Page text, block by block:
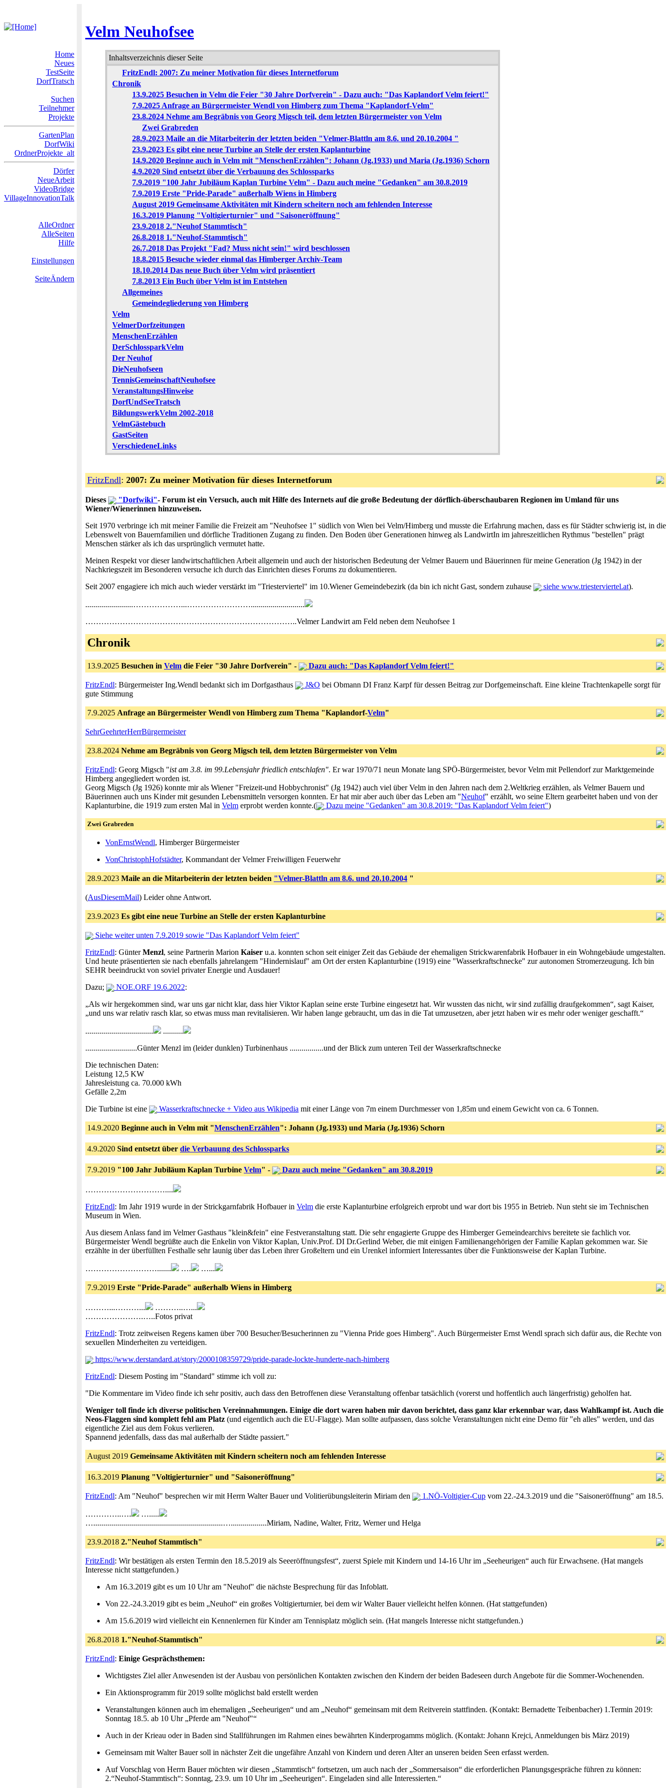
Velm Neuhofsee
Home
Neues
TestSeite
DorfTratsch
Suchen
Teilnehmer
Projekte
GartenPlan
DorfWiki
OrdnerProjekte_alt
Dörfer
NeueArbeit
VideoBridge
VillageInnovationTalk
AlleOrdner
AlleSeiten
Hilfe
Einstellungen
SeiteÄndern
Inhaltsverzeichnis dieser Seite
FritzEndl: 2007: Zu meiner Motivation für dieses Internetforum
Chronik
13.9.2025 Besuchen in Velm die Feier "30 Jahre Dorfverein" - Dazu auch: "Das Kaplandorf Velm feiert!"
7.9.2025 Anfrage an Bürgermeister Wendl von Himberg zum Thema "Kaplandorf-Velm"
23.8.2024 Nehme am Begräbnis von Georg Migsch teil, dem letzten Bürgermeister von Velm
Zwei Grabreden
28.9.2023 Maile an die Mitarbeiterin der letzten beiden "Velmer-Blattln am 8.6. und 20.10.2004 "
23.9.2023 Es gibt eine neue Turbine an Stelle der ersten Kaplanturbine
14.9.2020 Beginne auch in Velm mit "MenschenErzählen": Johann (Jg.1933) und Maria (Jg.1936) Schorn
4.9.2020 Sind entsetzt über die Verbauung des Schlossparks
7.9.2019 "100 Jahr Jubiläum Kaplan Turbine Velm" - Dazu auch meine "Gedanken" am 30.8.2019
7.9.2019 Erste "Pride-Parade" außerhalb Wiens in Himberg
August 2019 Gemeinsame Aktivitäten mit Kindern scheitern noch am fehlenden Interesse
16.3.2019 Planung "Voltigierturnier" und "Saisoneröffnung"
23.9.2018 2."Neuhof Stammtisch"
26.8.2018 1."Neuhof-Stammtisch"
26.7.2018 Das Projekt "Fad? Muss nicht sein!" wird beschlossen
18.8.2015 Besuche wieder einmal das Himberger Archiv-Team
18.10.2014 Das neue Buch über Velm wird präsentiert
7.8.2013 Ein Buch über Velm ist im Entstehen
Allgemeines
Gemeindegliederung von Himberg
Velm
VelmerDorfzeitungen
MenschenErzählen
DerSchlossparkVelm
Der Neuhof
DieNeuhofseen
TennisGemeinschaftNeuhofsee
VeranstaltungsHinweise
DorfUndSeeTratsch
BildungswerkVelm 2002-2018
VelmGästebuch
GastSeiten
VerschiedeneLinks
FritzEndl: 2007: Zu meiner Motivation für dieses Internetforum
Dieses "Dorfwiki"- Forum ist ein Versuch, auch mit Hilfe des Internets auf die große Bedeutung der dörflich-überschaubaren Regionen im Umland für uns
Wiener/Wienerinnen hinzuweisen.
Seit 1970 verbringe ich mit meiner Familie die Freizeit am "Neuhofsee 1" südlich von Wien bei Velm/Himberg und musste die Erfahrung machen, dass es für Städter schwierig ist, in die
Lebenswelt von Bauernfamilien und dörfliche Traditionen Zugang zu finden. Den Boden über Generationen hinweg als LandwirtIn im jahreszeitlichen Rythmus "bestellen" prägt
Menschen stärker als ich das ursprünglich vermutet hatte.
Meinen Respekt vor dieser landwirtschaftlichen Arbeit allgemein und auch der historischen Bedeutung der Velmer Bauern und Bäuerinnen für meine Generation (Jg 1942) in der
Nachkriegszeit im Besonderen versuche ich durch das Einrichten dieses Forums zu dokumentieren.
Seit 2007 engagiere ich mich auch wieder verstärkt im "Triesterviertel" im 10.Wiener Gemeindebezirk (da bin ich nicht Gast, sondern zuhause
siehe www.triesterviertel.at).
........................………………...……………………...........................
……………………………………………………………………..Velmer Landwirt am Feld neben dem Neuhofsee 1
Chronik
13.9.2025 Besuchen in Velm die Feier "30 Jahre Dorfverein" - Dazu auch: "Das Kaplandorf Velm feiert!"
FritzEndl: Bürgermeister Ing.Wendl bedankt sich im Dorfgasthaus J&O bei Obmann DI Franz Karpf für dessen Beitrag zur Dorfgemeinschaft. Eine kleine Trachtenkapelle sorgt für
gute Stimmung
7.9.2025 Anfrage an Bürgermeister Wendl von Himberg zum Thema "Kaplandorf-Velm"
SehrGeehrterHerrBürgermeister
23.8.2024 Nehme am Begräbnis von Georg Migsch teil, dem letzten Bürgermeister von Velm
FritzEndl: Georg Migsch "ist am 3.8. im 99.Lebensjahr friedlich entschlafen". Er war 1970/71 neun Monate lang SPÖ-Bürgermeister, bevor Velm mit Pellendorf zur Marktgemeinde
Himberg angegliedert worden ist.
Georg Migsch (Jg 1926) konnte mir als Wiener "Freizeit-und Hobbychronist" (Jg 1942) auch viel über Velm in den Jahren nach dem 2.Weltkrieg erzählen, als Velmer Bauern und
Bäuerinnen auch uns Kinder mit gesunden Lebensmitteln versorgen konnten. Er hat mir aber auch über das Leben am "Neuhof" erzählt, wo seine Eltern gearbeitet haben und von der
Kaplanturbine, die 1919 zum ersten Mal in Velm erprobt werden konnte.( Dazu meine "Gedanken" am 30.8.2019: "Das Kaplandorf Velm feiert")
Zwei Grabreden
VonErnstWendl, Himberger Bürgermeister
VonChristophHofstädter, Kommandant der Velmer Freiwilligen Feuerwehr
28.9.2023 Maile an die Mitarbeiterin der letzten beiden "Velmer-Blattln am 8.6. und 20.10.2004 "
(AusDiesemMail) Leider ohne Antwort.
23.9.2023 Es gibt eine neue Turbine an Stelle der ersten Kaplanturbine
Siehe weiter unten 7.9.2019 sowie "Das Kaplandorf Velm feiert"
FritzEndl: GünterMenzl, seine Partnerin Marion Kaiser u.a. konnten schon seit einiger Zeit das Gebäude der ehemaligen Strickwarenfabrik Hofbauer in ein Wohngebäude umgestalten.
Und heute präsentierten sie nach ebenfalls jahrelangem "Hindernislauf" am Ort der ersten Kaplanturbine (1919) eine "Wasserkraftschnecke" zur autonomen Stromerzeugung. Ich bin
SEHR beeindruckt von soviel privater Energie und Ausdauer!
Dazu;
NOE.ORF 19.6.2022:
„Als wir hergekommen sind, war uns gar nicht klar, dass hier Viktor Kaplan seine erste Turbine eingesetzt hat. Wir wussten das nicht, wir sind zufällig draufgekommen“, sagt Kaiser,
„und uns war relativ rasch klar, so etwas muss man revitalisieren. Wir haben lange gebraucht, um das in die Tat umzusetzen, aber jetzt haben wir es mehr oder weniger geschafft.“
..................................
..........
..........................Günter Menzl im (leider dunklen) Turbinenhaus .................und der Blick zum unteren Teil der Wasserkraftschnecke
Die technischen Daten:
Leistung 12,5 KW
Jahresleistung ca. 70.000 kWh
Gefälle 2,2m
Die Turbine ist eine
Wasserkraftschnecke + Video aus Wikipedia mit einer Länge von 7m einem Durchmesser von 1,85m und einem Gewicht von ca. 6 Tonnen.
14.9.2020 Beginne auch in Velm mit "MenschenErzählen": Johann (Jg.1933) und Maria (Jg.1936) Schorn
4.9.2020 Sind entsetzt über die Verbauung des Schlossparks
7.9.2019 "100 Jahr Jubiläum Kaplan Turbine Velm" - Dazu auch meine "Gedanken" am 30.8.2019
…………………………....
FritzEndl: Im Jahr 1919 wurde in der Strickgarnfabrik Hofbauer in Velm die erste Kaplanturbine erfolgreich erprobt und war dort bis 1955 in Betrieb. Nun steht sie im Technischen
Museum in Wien.
Aus diesem Anlass fand im Velmer Gasthaus "klein&fein" eine Festveranstaltung statt. Die sehr engagierte Gruppe des Himberger Gemeindearchivs bereitete sie fachlich vor.
Bürgermeister Wendl begrüßte auch die Enkelin von Viktor Kaplan, Univ.Prof. DI Dr.Gerlind Weber, die mit einigen Familienangehörigen der Familie Kaplan gekommen war. Sie
erzählte in der überfüllten Festhalle sehr launig über das Leben ihrer Großeltern und ein Urenkel informiert Interessantes über die Funktionsweise der Kaplan Turbine.
………………………....... …. …...
7.9.2019 Erste "Pride-Parade" außerhalb Wiens in Himberg
………...………...
………..…...
………………….…..Fotos privat
FritzEndl: Trotz zeitweisen Regens kamen über 700 Besucher/Besucherinnen zu "Vienna Pride goes Himberg". Auch Bürgermeister Ernst Wendl sprach sich dafür aus, die Rechte von
sexuellen Minderheiten zu verteidigen.
https://www.derstandard.at/story/2000108359729/pride-parade-lockte-hunderte-nach-himberg
FritzEndl: Diesem Posting im "Standard" stimme ich voll zu:
"Die Kommentare im Video finde ich sehr positiv, auch dass den Betroffenen diese Veranstaltung offenbar tatsächlich (vorerst und hoffentlich auch längerfristig) geholfen hat.
Weniger toll finde ich diverse politischen Vereinnahmungen. Einige die dort waren haben mir davon berichtet, dass ganz klar erkennbar war, dass Wahlkampf ist. Auch die
Neos-Flaggen sind komplett fehl am Platz (und eigentlich auch die EU-Flagge). Man sollte aufpassen, dass solche Veranstaltungen nicht eine Demo für "eh alles" werden, und das
eigentliche Ziel aus dem Fokus verlieren.
Spannend jedenfalls, dass das mal außerhalb der Städte passiert."
August 2019 Gemeinsame Aktivitäten mit Kindern scheitern noch am fehlenden Interesse
16.3.2019 Planung "Voltigierturnier" und "Saisoneröffnung"
FritzEndl: Am "Neuhof" besprechen wir mit Herrn Walter Bauer und Volitierübungsleiterin Miriam den 1.NÖ-Voltigier-Cup vom 22.-24.3.2019 und die "Saisoneröffnung" am 18.5.
…………..….
….....
….................................................................…..................Miriam, Nadine, Walter, Fritz, Werner und Helga
23.9.2018 2."Neuhof Stammtisch"
FritzEndl: Wir bestätigen als ersten Termin den 18.5.2019 als Seeeröffnungsfest“, zuerst Spiele mit Kindern und 14-16 Uhr im „Seeheurigen“ auch für Erwachsene. (Hat mangels
Interesse nicht stattgefunden.)
Am 16.3.2019 gibt es um 10 Uhr am "Neuhof" die nächste Besprechung für das Infoblatt.
Von 22.-24.3.2019 gibt es beim „Neuhof“ ein großes Voltigierturnier, bei dem wir Walter Bauer vielleicht helfen können. (Hat stattgefunden)
Am 15.6.2019 wird vielleicht ein Kennenlernen für Kinder am Tennisplatz möglich sein. (Hat mangels Interesse nicht stattgefunden.)
26.8.2018 1."Neuhof-Stammtisch"
FritzEndl: Einige Gesprächsthemen:
Wichtigstes Ziel aller Anwesenden ist der Ausbau von persönlichen Kontakten zwischen den Kindern der beiden Badeseen durch Angebote für die Sommer-Wochenenden.
Ein Aktionsprogramm für 2019 sollte möglichst bald erstellt werden
Veranstaltungen können auch im ehemaligen „Seeheurigen“ und am „Neuhof“ gemeinsam mit dem Reitverein stattfinden. (Kontakt: Bernadette Teibenbacher) 1.Termin 2019:
Sonntag 18.5. ab 10 Uhr „Pferde am "Neuhof"“
Auch in der Krieau oder in Baden sind Stallführungen im Rahmen eines bewährten Kinderprogamms möglich. (Kontakt: Johann Krejci, Anmeldungen bis März 2019)
Gemeinsam mit Walter Bauer soll in nächster Zeit die ungefähre Anzahl von Kindern und deren Alter an unseren beiden Seen erfasst werden.
Auf Vorschlag von Herrn Bauer möchten wir diesen „Stammtisch“ fortsetzen, um auch nach der „Sommersaison“ die erforderlichen Planungsgespräche führen zu können:
2.“Neuhof-Stammtisch“: Sonntag, 23.9. um 10 Uhr im „Seeheurigen“. Eingeladen sind alle Interessierten.“